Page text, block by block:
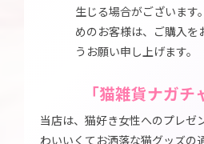
生じる場合がございます
めのお客様は、ご購入を
うお願い申し上げます。
「猫雑貨ナガチ
当店は、猫好き女性へのプレゼ
わいいくてお洒落な猫グッズの